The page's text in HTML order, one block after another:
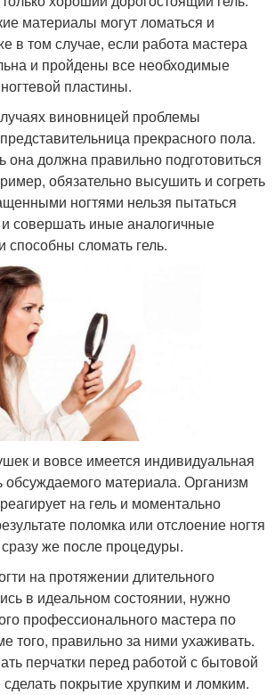
материалы могут ломаться и
в том случае, если работа мастера
и пройдены все необходимые
пластины.
виновницей проблемы
прекрасного пола.
она должна правильно подготовиться
обязательно высушить и согреть
ногтями нельзя пытаться
совершать иные аналогичные
способны сломать гель.
и вовсе имеется индивидуальная
обсуждаемого материала. Организм
на гель и моментально
поломка или отслоение ногтя
же после процедуры.
на протяжении длительного
в идеальном состоянии, нужно
профессионального мастера по
того, правильно за ними ухаживать.
перчатки перед работой с бытовой
покрытие хрупким и ломким.